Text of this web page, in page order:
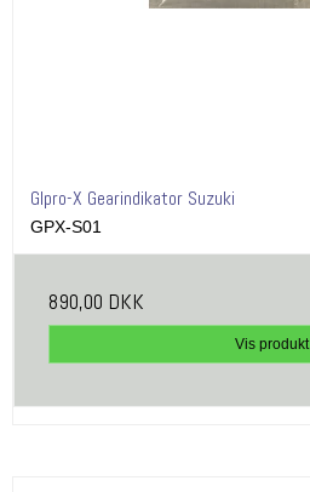
GIpro-X Gearindikator Suzuki
GPX-S01
890,00 DKK
Vis produkt